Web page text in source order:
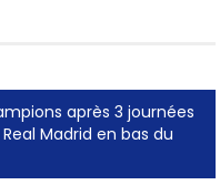
après 3 journées
Madrid en bas du